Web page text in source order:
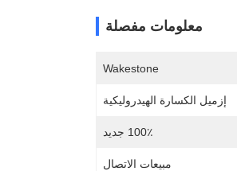
معلومات مفصلة
Wakestone
إزميل الكسارة الهيدروليكية
100٪ جديد
مبيعات الاتصال